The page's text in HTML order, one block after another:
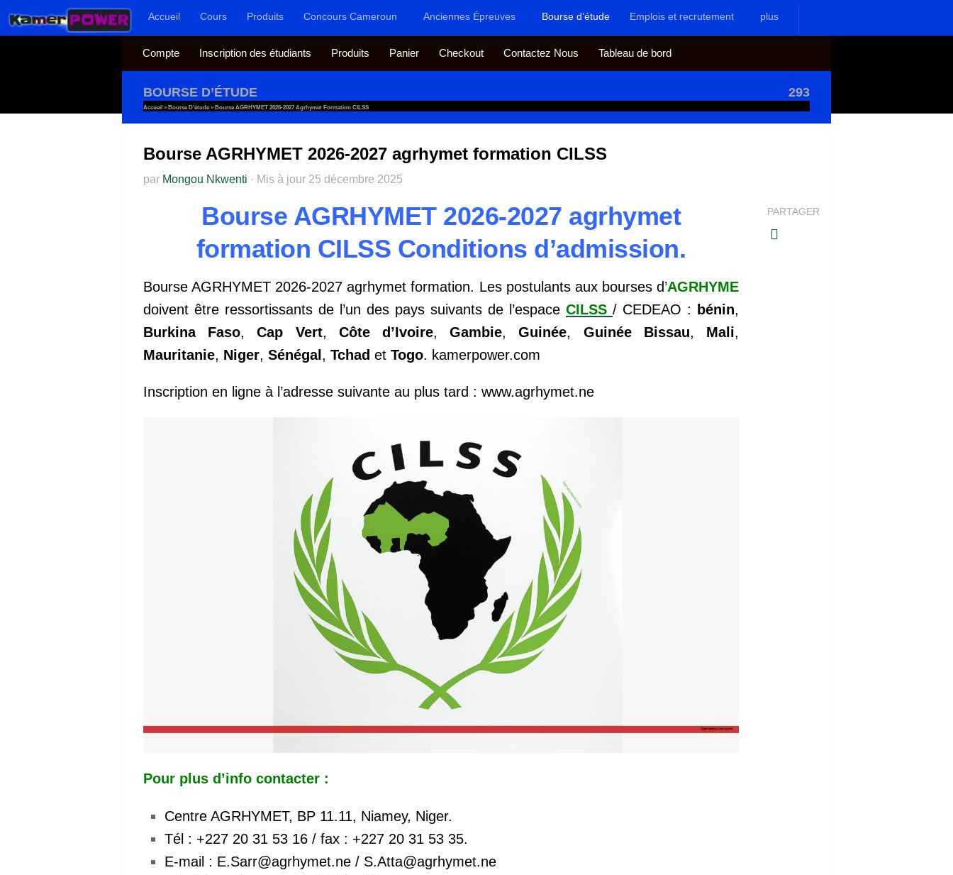
Au dessous du contenuAccueil Cours Produits Concours Cameroun Anciennes Épreuves Bourse d’étude Emplois et recrutement plus
Compte Inscription des étudiants Produits Panier Checkout Contactez Nous Tableau de bord
BOURSE D’ÉTUDE 293
Accueil » Bourse D’étude » Bourse AGRHYMET 2026-2027 Agrhymet Formation CILSS
Bourse AGRHYMET 2026-2027 agrhymet formation CILSS
par Mongou Nkwenti · Mis à jour 25 décembre 2025
Bourse AGRHYMET 2026-2027 agrhymet
formation CILSS Conditions d’admission.
Bourse AGRHYMET 2026-2027 agrhymet formation. Les postulants aux bourses d’AGRHYME
doivent être ressortissants de l’un des pays suivants de l’espace CILSS / CEDEAO : bénin,
Burkina Faso, Cap Vert, Côte d’Ivoire,Gambie,Guinée, Guinée Bissau, Mali,
Mauritanie, Niger, Sénégal , Tchad et Togo. kamerpower.com
Inscription en ligne à l’adresse suivante au plus tard : www.agrhymet.ne
Pour plus d’info contacter :
Centre AGRHYMET, BP 11.11, Niamey, Niger.
Tél : +227 20 31 53 16 / fax : +227 20 31 53 35.
E-mail : E.Sarr@agrhymet.ne / S.Atta@agrhymet.ne
PARTAGER